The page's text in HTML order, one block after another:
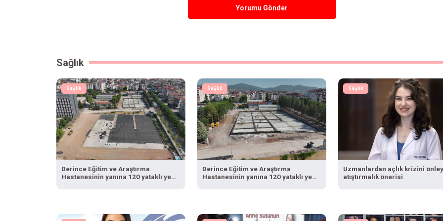
Yorumu Gönder
Sağlık
Sağlık
Derince Eğitim ve Araştırma
Hastanesinin yanına 120 yataklı yeni
Sağlık
Derince Eğitim ve Araştırma
Hastanesinin yanına 120 yataklı yeni
Sağlık
Uzmanlardan açlık krizini
atıştırmalık önerisi